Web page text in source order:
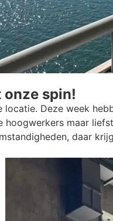
onze spin!
Deze week
hoogwerkers maar
daar